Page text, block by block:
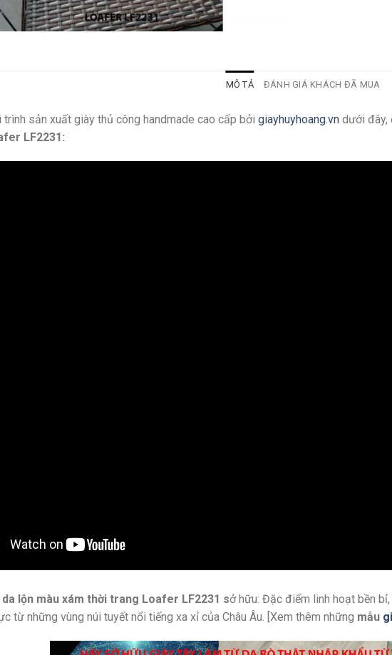
MÔ TẢ ĐÁNH GIÁ KHÁCH ĐÃ MUA
sản xuất giày thủ công handmade cao cấp bởi giayhuyhoang.vn dưới đây,
LF2231:
da lộn màu xám thời trang Loafer LF2231 sở hữu: Đặc điểm linh hoạt bền
từ những vùng núi tuyết nổi tiếng xa xỉ của Châu Âu. [Xem thêm những mẫu